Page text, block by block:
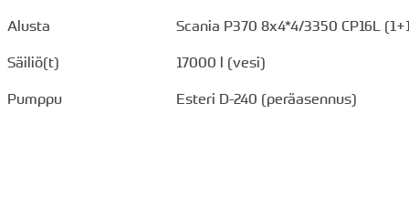
Alusta
Scania P370 8x4*4/3350 CP16L
Säiliö(t)
17000 l (vesi)
Pumppu
Esteri D-240 (peräasennus)